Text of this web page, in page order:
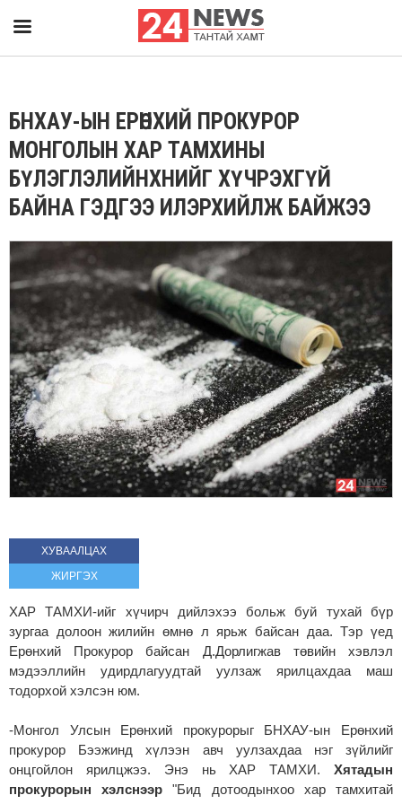
БНХАУ-ЫН ЕРӨНХИЙ ПРОКУРОР
МОНГОЛЫН ХАР ТАМХИНЫ
БҮЛЭГЛЭЛИЙНХНИЙГ ХҮЧРЭХГҮЙ
БАЙНА ГЭДГЭЭ ИЛЭРХИЙЛЖ БАЙЖЭЭ
ХУВААЛЦАХ
ЖИРГЭХ
ХАР ТАМХИ-ийг хүчирч дийлэхээ больж буй тухай бүр
зургаа долоон жилийн өмнө л ярьж байсан даа. Тэр үед
Ерөнхий Прокурор байсан Д.Дорлигжав төвийн хэвлэл
мэдээллийн удирдлагуудтай уулзаж ярилцахдаа маш
тодорхой хэлсэн юм.
-Монгол Улсын Ерөнхий прокурорыг БНХАУ-ын Ерөнхий
прокурор Бээжинд хүлээн авч уулзахдаа нэг зүйлийг
онцгойлон ярилцжээ. Энэ нь ХАР ТАМХИ. Хятадын
прокурорын хэлснээр "Бид дотоодынхоо хар тамхитай